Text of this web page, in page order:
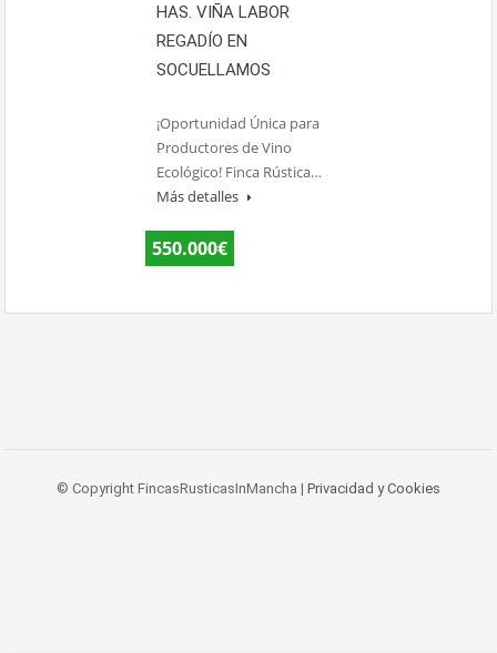
HAS. VIÑA LABOR
REGADÍO EN
SOCUELLAMOS
¡Oportunidad Única para
Productores de Vino
Ecológico! Finca Rústica…
Más detalles
550.000€
© Copyright FincasRusticasInMancha | Privacidad y Cookies